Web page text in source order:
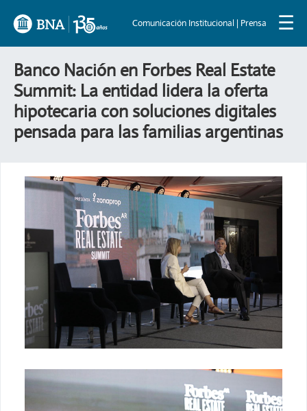
Comunicación Institucional | Prensa ☰
Banco Nación en Forbes Real Estate
Summit: La entidad lidera la oferta
hipotecaria con soluciones digitales
pensada para las familias argentinas